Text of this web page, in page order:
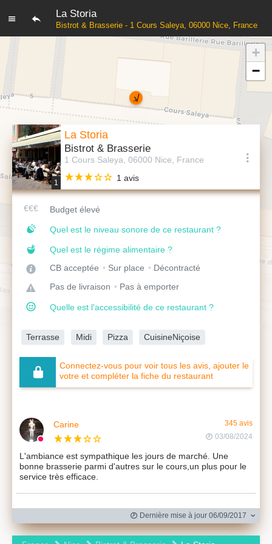
La Storia
Bistrot & Brasserie - 1 Cours Saleya, 06000 Nice, France
1
La Storia
Bistrot & Brasserie
1 Cours Saleya, 06000 Nice, France
1 avis
Budget élevé
Quel est le niveau sonore de ce restaurant ?
Quel est le régime alimentaire ?
CB acceptée
Sur place
Décontracté
Pas de livraison
Pas à emporter
Quelle est l'accessibilité de ce restaurant ?
Terrasse Midi Pizza CuisineNiçoise
Connectez-vous pour voir tous les avis, ajouter le
votre et compléter la fiche du restaurant
Carine
345 avis
03/08/2024
L'ambiance est sympathique les jours de marché. Une
bonne brasserie parmi d'autres sur le cours,un plus pour le
service très efficace.
Dernière mise à jour 06/09/2017
+
−